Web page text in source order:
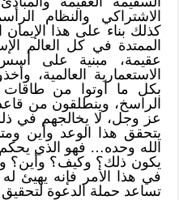
الاشتراكي والنظام
كذلك بناء على هذا
الممتدة في كل العالم
عقيمة، مبنية على
الاستعمارية العالمية،
بكل ما أوتوا من طاقات
الراسخ، وينطلقون من
عز وجل، لا يخالجهم في
يتحقق هذا الوعد وأين
الله وحده… فهو الذي
يكون ذلك؟ وكيف؟ وأين؟
في هذا الأمر فإنه يهيئ
تساعد حملة الدعوة لتحقيق